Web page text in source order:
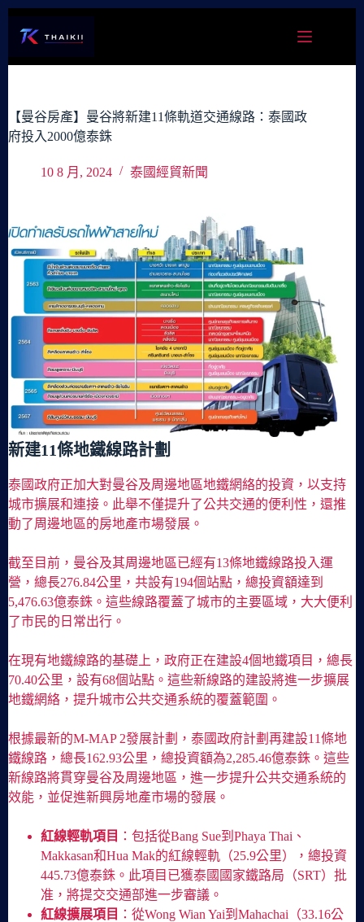
容
【曼谷房產】曼谷將新建11條軌道交通線路：泰國政
府投入2000億泰銖
10 8 月, 2024 泰國經貿新聞
新建11條地鐵線路計劃
泰國政府正加大對曼谷及周邊地區地鐵網絡的投資，以支持
城市擴展和連接。此舉不僅提升了公共交通的便利性，還推
動了周邊地區的房地產市場發展。
截至目前，曼谷及其周邊地區已經有13條地鐵線路投入運
營，總長276.84公里，共設有194個站點，總投資額達到
5,476.63億泰銖。這些線路覆蓋了城市的主要區域，大大便利
了市民的日常出行。
在現有地鐵線路的基礎上，政府正在建設4個地鐵項目，總長
70.40公里，設有68個站點。這些新線路的建設將進一步擴展
地鐵網絡，提升城市公共交通系統的覆蓋範圍。
根據最新的M-MAP 2發展計劃，泰國政府計劃再建設11條地
鐵線路，總長162.93公里，總投資額為2,285.46億泰銖。這些
新線路將貫穿曼谷及周邊地區，進一步提升公共交通系統的
效能，並促進新興房地產市場的發展。
紅線輕軌項目 ：包括從Bang Sue到Phaya Thai、
Makkasan和Hua Mak的紅線輕軌（25.9公里），總投資
445.73億泰銖。此項目已獲泰國國家鐵路局（SRT）批
准，將提交交通部進一步審議。
紅線擴展項目 ：從Wong Wian Yai到Mahachai（33.16公